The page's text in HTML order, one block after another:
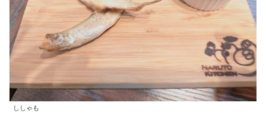
ししゃも